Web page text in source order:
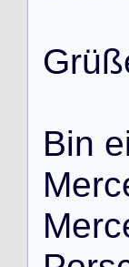
Grüß
Bin ei
Merc
Merc